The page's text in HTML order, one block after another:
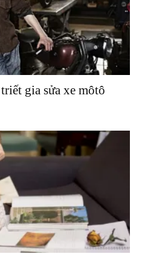
gia sửa xe môtô